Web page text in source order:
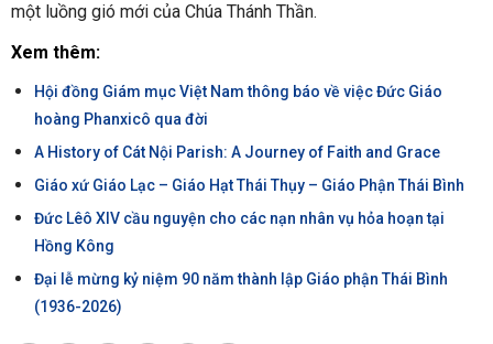
một luồng gió mới của Chúa Thánh Thần.
Xem thêm:
Hội đồng Giám mục Việt Nam thông báo về việc Đức Giáo
hoàng Phanxicô qua đời
A History of Cát Nội Parish: A Journey of Faith and Grace
Giáo xứ Giáo Lạc – Giáo Hạt Thái Thụy – Giáo Phận Thái Bình
Đức Lêô XIV cầu nguyện cho các nạn nhân vụ hỏa hoạn tại
Hồng Kông
Đại lễ mừng kỷ niệm 90 năm thành lập Giáo phận Thái Bình
(1936-2026)